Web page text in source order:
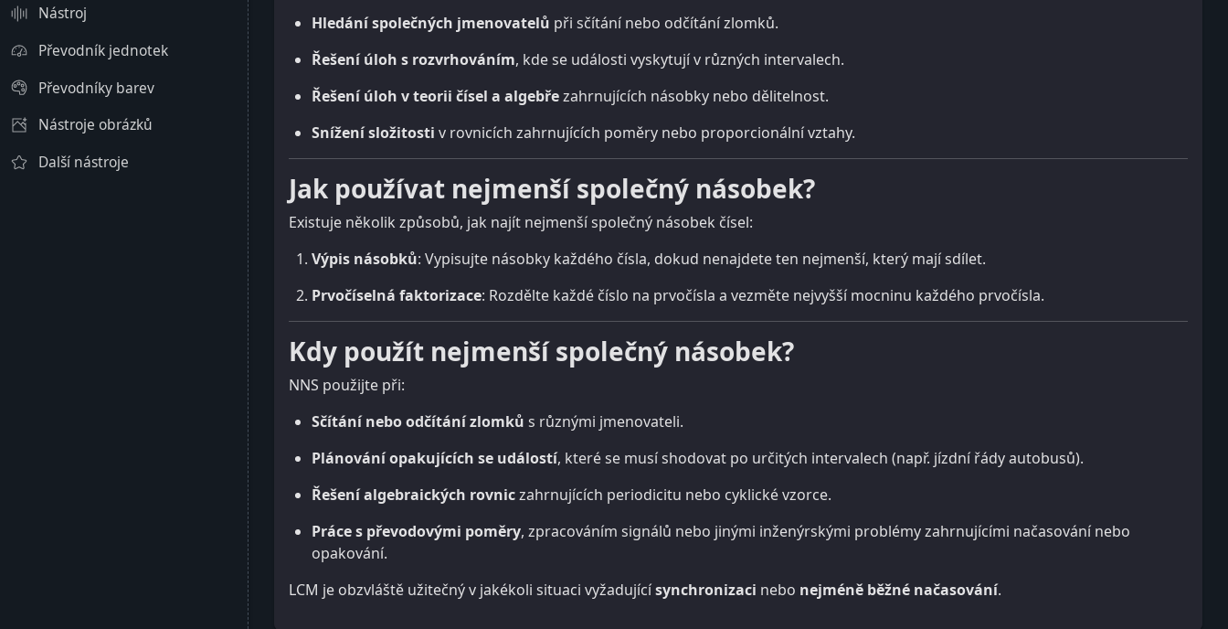
Nástroj
Převodník jednotek
Převodníky barev
Nástroje obrázků
Další nástroje
Hledání společných jmenovatelů při sčítání nebo odčítání zlomků.
Řešení úloh s rozvrhováním, kde se události vyskytují v různých intervalech.
Řešení úloh v teorii čísel a algebřezahrnujících násobky nebo dělitelnost.
Snížení složitosti v rovnicích zahrnujících poměry nebo proporcionální vztahy.
Jak používat nejmenší společný násobek?
Existuje několik způsobů, jak najít nejmenší společný násobek čísel:
Výpis násobků: Vypisujte násobky každého čísla, dokud nenajdete ten nejmenší, který mají sdílet.
Prvočíselná faktorizace: Rozdělte každé číslo na prvočísla a vezměte nejvyšší mocninu každého prvočísla.
Kdy použít nejmenší společný násobek?
NNS použijte při:
Sčítání nebo odčítání zlomků s různými jmenovateli.
Plánování opakujících se událostí, které se musí shodovat po určitých intervalech (např. jízdní řády autobusů).
Řešení algebraických rovniczahrnujících periodicitu nebo cyklické vzorce.
Práce s převodovými poměry, zpracováním signálů nebo jinými inženýrskými problémy zahrnujícími načasování nebo
opakování.
LCM je obzvláště užitečný v jakékoli situaci vyžadujícísynchronizaci nebo nejméně běžné načasování.